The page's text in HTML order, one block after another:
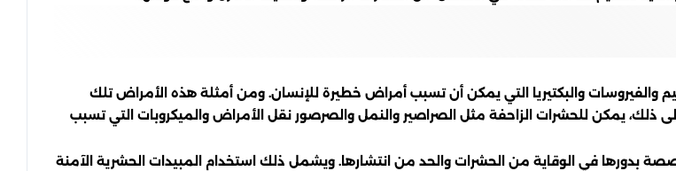
والفيروسات والبكتيريا التي يمكن أن تسبب أمراض خطيرة للإنسان. ومن أمثلة هذه الأمراض تلك
ذلك، يمكن للحشرات الزاحفة مثل الصراصير والنمل والصرصور نقل الأمراض والميكروبات التي تسبب
بدورها في الوقاية من الحشرات والحد من انتشارها. ويشمل ذلك استخدام المبيدات الحشرية الآمنة